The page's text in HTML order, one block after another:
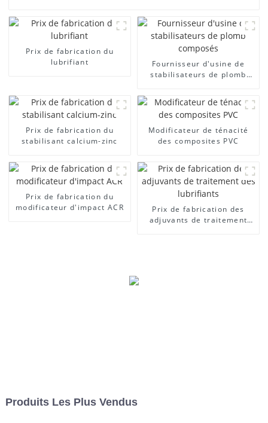
Prix ​​de fabrication du
lubrifiant
Fournisseur d'usine de
stabilisateurs de plomb
Prix ​​de fabrication du
stabilisant calcium-zinc
Modificateur de ténacité
des composites PVC
Prix ​​de fabrication du
modificateur d'impact ACR
Prix ​​de fabrication des
adjuvants de traitement
Produits Les Plus Vendus